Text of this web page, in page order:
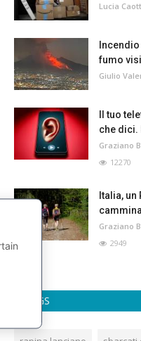
Lucia
fumo
Giulio
Il tuo
che dici.
Graziano
12270
Italia,
Graziano
2949
TAGS